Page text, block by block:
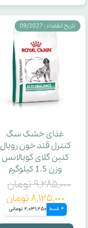
جنس بیرون
جنس داخل
چربی خام
نوع مکمل
جنس سرامیک
مخزن
غذای خشک سگ
کنترل قند خون رویال
کنین گلای کوبالانس
وزن 1.5 کیلوگرم
۹,۲۸۵,۰۰۰ تومان
۸,۱۲۵,۰۰۰ تومان
4 قسط 2,031,250 تومانی
تاریخ انقضاء : 09/2027